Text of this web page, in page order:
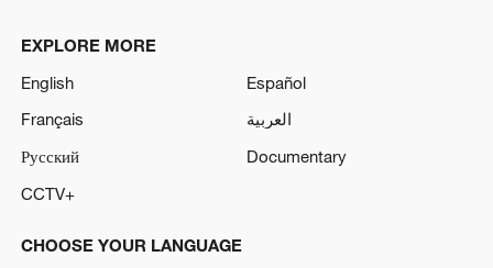
EXPLORE MORE
English
Español
Français
العربية
Русский
Documentary
CCTV+
CHOOSE YOUR LANGUAGE